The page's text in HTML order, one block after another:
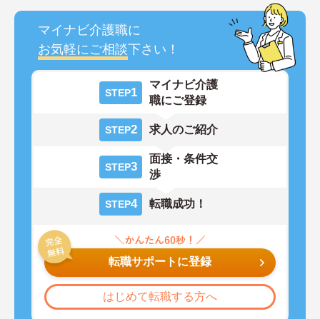
マイナビ介護職に
お気軽にご相談下さい！
STEP1
マイナビ介護
職にご登録
STEP2 求人のご紹介
STEP3
面接・条件交
渉
STEP4 転職成功！
転職サポートに登録
はじめて転職する方へ